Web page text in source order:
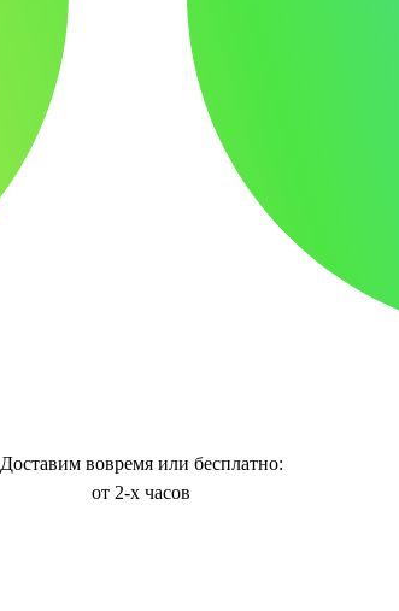
Доставим вовремя или бесплатно:
от 2-х часов